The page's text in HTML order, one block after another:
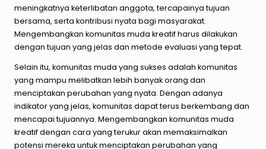
meningkatnya keterlibatan anggota, tercapainya tujuan
bersama, serta kontribusi nyata bagi masyarakat.
Mengembangkan komunitas muda kreatif harus dilakukan
dengan tujuan yang jelas dan metode evaluasi yang tepat.
Selain itu, komunitas muda yang sukses adalah komunitas
yang mampu melibatkan lebih banyak orang dan
menciptakan perubahan yang nyata. Dengan adanya
indikator yang jelas, komunitas dapat terus berkembang dan
mencapai tujuannya. Mengembangkan komunitas muda
kreatif dengan cara yang terukur akan memaksimalkan
potensi mereka untuk menciptakan perubahan yang